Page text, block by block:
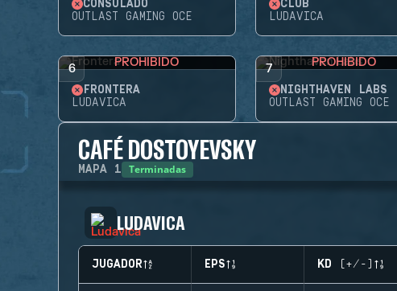
CONSULADO
OUTLAST GAMING OCE
CLUB
LUDAVICA
6 PROHIBIDO
FRONTERA
LUDAVICA
7 PROHIBIDO
NIGHTHAVEN LABS
OUTLAST GAMING OCE
CAFÉ DOSTOYEVSKY
MAPA 1 Terminadas
LUDAVICA
JUGADOR EPS KD (+/-)